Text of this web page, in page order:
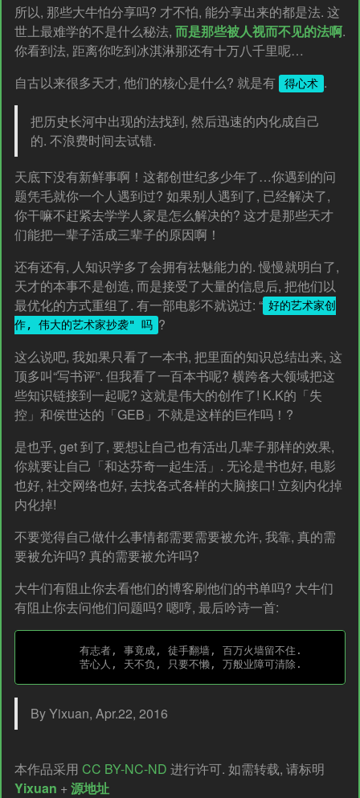
所以, 那些大牛怕分享吗? 才不怕, 能分享出来的都是法. 这
世上最难学的不是什么秘法, 而是那些被人视而不见的法啊.
你看到法, 距离你吃到冰淇淋那还有十万八千里呢…
自古以来很多天才, 他们的核心是什么? 就是有
得心术 .
把历史长河中出现的法找到, 然后迅速的内化成自己
的. 不浪费时间去试错.
天底下没有新鲜事啊！这都创世纪多少年了…你遇到的问
题凭毛就你一个人遇到过? 如果别人遇到了, 已经解决了,
你干嘛不赶紧去学学人家是怎么解决的? 这才是那些天才
们能把一辈子活成三辈子的原因啊！
还有还有, 人知识学多了会拥有祛魅能力的. 慢慢就明白了,
天才的本事不是创造, 而是接受了大量的信息后, 把他们以
最优化的方式重组了. 有一部电影不就说过: “ 好的艺术家创
作, 伟大的艺术家抄袭" 吗 ?
这么说吧, 我如果只看了一本书, 把里面的知识总结出来, 这
顶多叫“写书评”. 但我看了一百本书呢? 横跨各大领域把这
些知识链接到一起呢? 这就是伟大的创作了! K.K的「失
控」和侯世达的「GEB」不就是这样的巨作吗！?
是也乎, get 到了, 要想让自己也有活出几辈子那样的效果,
你就要让自己「和达芬奇一起生活」. 无论是书也好, 电影
也好, 社交网络也好, 去找各式各样的大脑接口! 立刻内化掉
内化掉!
不要觉得自己做什么事情都需要需要被允许, 我靠, 真的需
要被允许吗? 真的需要被允许吗?
大牛们有阻止你去看他们的博客刷他们的书单吗? 大牛们
有阻止你去问他们问题吗? 嗯哼, 最后吟诗一首:
By Yixuan, Apr.22, 2016
本作品采用 CC BY-NC-ND 进行许可. 如需转载, 请标明
Yixuan +源地址